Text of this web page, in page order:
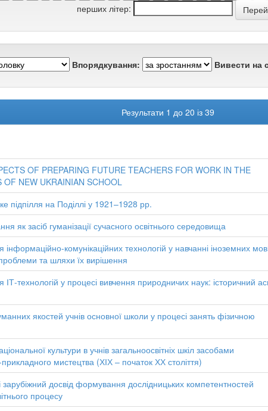
перших літер:
Впорядкування: Вивести на
Результати 1 до 20 із 39
OF PREPARING FUTURE TEACHERS FOR WORK IN THE
OF NEW UKRAINIAN SCHOOL
підпілля на Поділлі у 1921–1928 рр.
як засіб гуманізації сучасного освітнього середовища
інформаційно-комунікаційних технологій у навчанні іноземних
та шляхи їх вирішення
ІТ-технологій у процесі вивчення природничих наук: історичний
якостей учнів основної школи у процесі занять фізичною
культури в учнів загальноосвітніх шкіл засобами
мистецтва (ХІХ – початок ХХ століття)
зарубіжний досвід формування дослідницьких компетентностей
процесу